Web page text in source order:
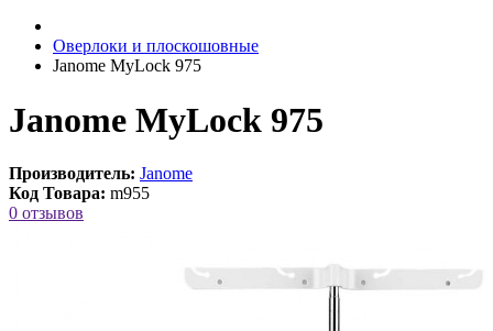
Оверлоки и плоскошовные
Janome MyLock 975
Janome MyLock 975
Производитель: Janome
Код Товара: m955
0 отзывов